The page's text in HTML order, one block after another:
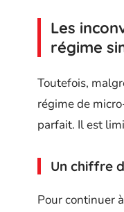
Les
régime
Toutefois,
régime de
parfait. Il est
Un chiffre
Pour continuer